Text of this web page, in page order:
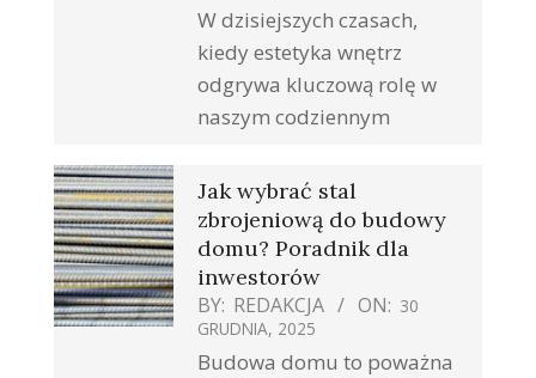
W dzisiejszych czasach,
kiedy estetyka wnętrz
odgrywa kluczową rolę w
naszym codziennym
Jak wybrać stal
zbrojeniową do budowy
domu? Poradnik dla
inwestorów
BY: REDAKCJA ON: 30
GRUDNIA, 2025
Budowa domu to poważna